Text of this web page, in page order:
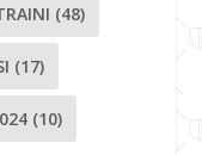
(48)
(17)
(10)